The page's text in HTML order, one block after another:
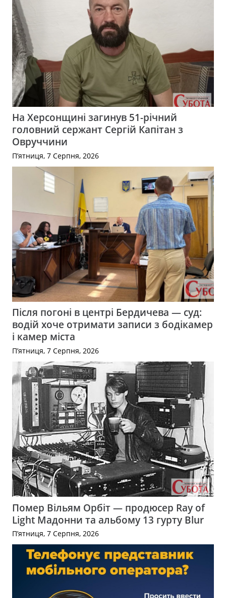
На Херсонщині загинув 51-річний
головний сержант Сергій Капітан з
Овруччини
П’ятниця, 7 Серпня, 2026
Після погоні в центрі Бердичева — суд:
водій хоче отримати записи з бодікамер
і камер міста
П’ятниця, 7 Серпня, 2026
Помер Вільям Орбіт — продюсер Ray of
Light Мадонни та альбому 13 гурту Blur
П’ятниця, 7 Серпня, 2026